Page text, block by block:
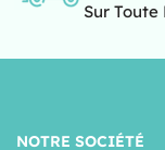
Sur Toute
NOTRE SOCIÉTÉ